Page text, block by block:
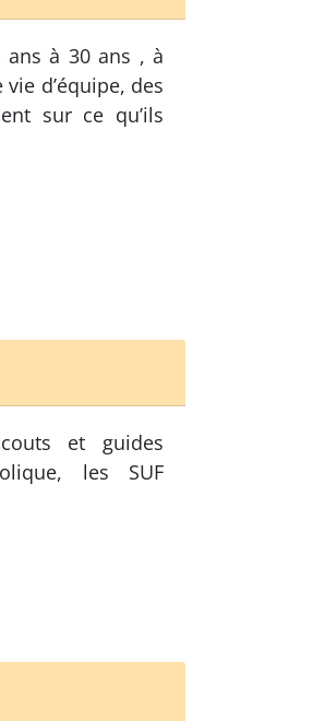
ans à 30 ans , à
d’équipe, des
sur ce qu’ils
et guides
les SUF